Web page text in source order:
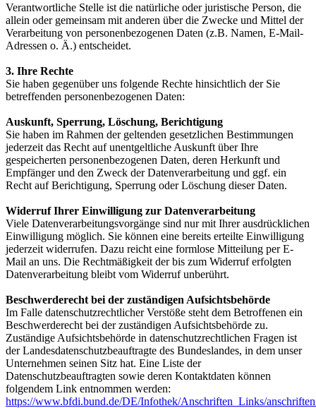
Verantwortliche Stelle ist die natürliche oder juristische Person, die
allein oder gemeinsam mit anderen über die Zwecke und Mittel der
Verarbeitung von personenbezogenen Daten (z.B. Namen, E-Mail-
Adressen o. Ä.) entscheidet.
3. Ihre Rechte
Sie haben gegenüber uns folgende Rechte hinsichtlich der Sie
betreffenden personenbezogenen Daten:
Auskunft, Sperrung, Löschung, Berichtigung
Sie haben im Rahmen der geltenden gesetzlichen Bestimmungen
jederzeit das Recht auf unentgeltliche Auskunft über Ihre
gespeicherten personenbezogenen Daten, deren Herkunft und
Empfänger und den Zweck der Datenverarbeitung und ggf. ein
Recht auf Berichtigung, Sperrung oder Löschung dieser Daten.
Widerruf Ihrer Einwilligung zur Datenverarbeitung
Viele Datenverarbeitungsvorgänge sind nur mit Ihrer ausdrücklichen
Einwilligung möglich. Sie können eine bereits erteilte Einwilligung
jederzeit widerrufen. Dazu reicht eine formlose Mitteilung per E-
Mail an uns. Die Rechtmäßigkeit der bis zum Widerruf erfolgten
Datenverarbeitung bleibt vom Widerruf unberührt.
Beschwerderecht bei der zuständigen Aufsichtsbehörde
Im Falle datenschutzrechtlicher Verstöße steht dem Betroffenen ein
Beschwerderecht bei der zuständigen Aufsichtsbehörde zu.
Zuständige Aufsichtsbehörde in datenschutzrechtlichen Fragen ist
der Landesdatenschutzbeauftragte des Bundeslandes, in dem unser
Unternehmen seinen Sitz hat. Eine Liste der
Datenschutzbeauftragten sowie deren Kontaktdaten können
folgendem Link entnommen werden:
https://www.bfdi.bund.de/DE/Infothek/Anschriften_Links/